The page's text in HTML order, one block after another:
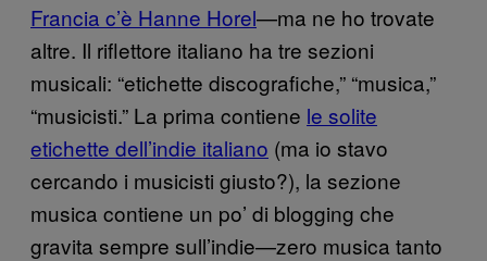
Francia c’è Hanne Horel—ma ne ho trovate
altre. Il riflettore italiano ha tre sezioni
musicali: “etichette discografiche,” “musica,”
“musicisti.” La prima contiene le solite
etichette dell’indie italiano (ma io stavo
cercando i musicisti giusto?), la sezione
musica contiene un po’ di blogging che
gravita sempre sull’indie—zero musica tanto